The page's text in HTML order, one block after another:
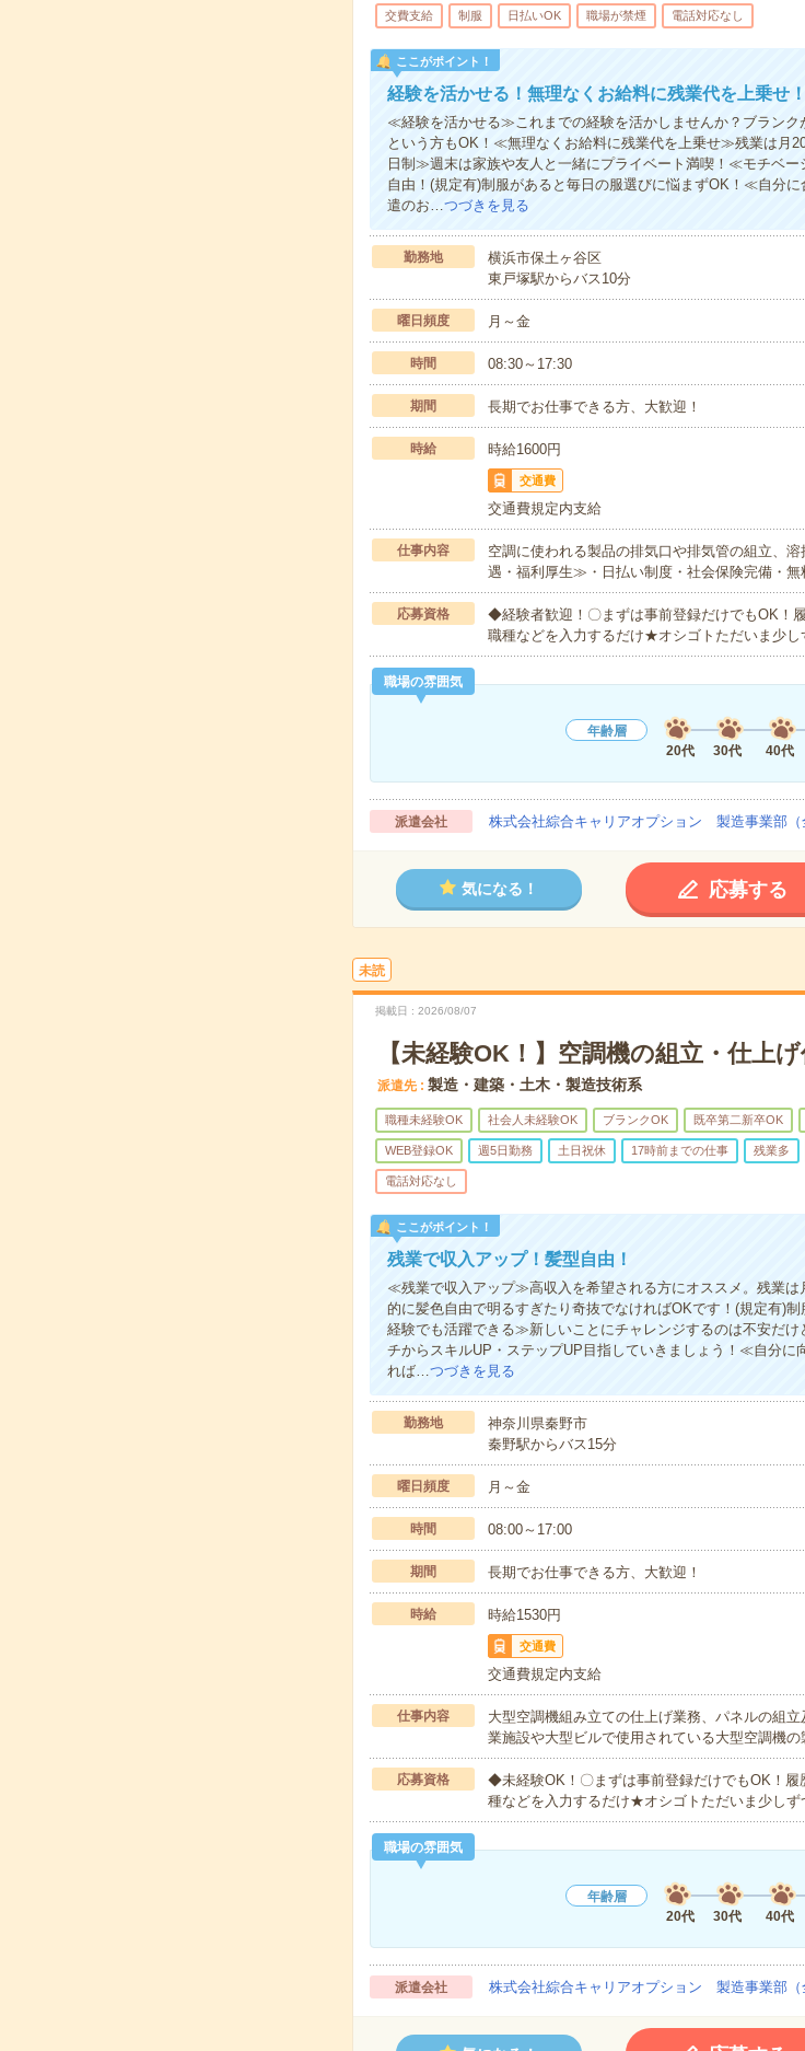
交費支給 制服 日払いOK 職場が禁煙 電話対応なし
ここがポイント！
経験を活かせる！無理なくお給料に残業代を上乗せ！
≪経験を活かせる≫これまでの経験を活かしませんか？ブラン
という方もOK！≪無理なくお給料に残業代を上乗せ≫残業は月
日制≫週末は家族や友人と一緒にプライベート満喫！≪モチベ
自由！(規定有)制服があると毎日の服選びに悩まずOK！≪自分
遣のお…つづきを見る
勤務地
横浜市保土ヶ谷区
東戸塚駅からバス10分
曜日頻度 月～金
時間 08:30～17:30
期間 長期でお仕事できる方、大歓迎！
時給 時給1600円
交通費
交通費規定内支給
仕事内容
空調に使われる製品の排気口や排気管の組立、
遇・福利厚生≫・日払い制度・社会保険完備・
応募資格
◆経験者歓迎！〇まずは事前登録だけでもOK！
職種などを入力するだけ★オシゴトただいま少
職場の雰囲気
年齢層
20代
30代 40代
派遣会社 株式会社綜合キャリアオプション 製造事業部（
気になる！ 応募する
未読
掲載日 2026/08/07
【未経験OK！】空調機の組立・仕上
派遣先 製造・建築・土木・製造技術系
職種未経験OK 社会人未経験OK ブランクOK 既卒第二新卒OK
WEB登録OK 週5日勤務 土日祝休 17時前までの仕事 残業多
電話対応なし
ここがポイント！
残業で収入アップ！髪型自由！
≪残業で収入アップ≫高収入を希望される方にオススメ。残業
的に髪色自由で明るすぎたり奇抜でなければOKです！(規定有)
経験でも活躍できる≫新しいことにチャレンジするのは不安だけ
チからスキルUP・ステップUP目指していきましょう！≪自分
れば…つづきを見る
勤務地
神奈川県秦野市
秦野駅からバス15分
曜日頻度 月～金
時間 08:00～17:00
期間 長期でお仕事できる方、大歓迎！
時給 時給1530円
交通費
交通費規定内支給
仕事内容
大型空調機組み立ての仕上げ業務、パネルの組
業施設や大型ビルで使用されている大型空調機
応募資格
◆未経験OK！〇まずは事前登録だけでもOK！
種などを入力するだけ★オシゴトただいま少し
職場の雰囲気
年齢層
20代
30代 40代
派遣会社 株式会社綜合キャリアオプション 製造事業部（